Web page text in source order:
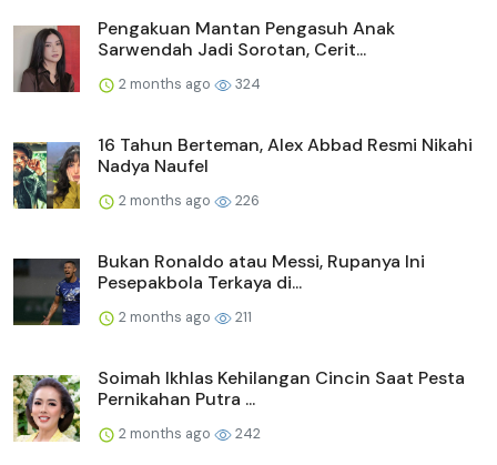
Pengakuan Mantan Pengasuh Anak
Sarwendah Jadi Sorotan, Cerit...
2 months ago 324
16 Tahun Berteman, Alex Abbad Resmi Nikahi
Nadya Naufel
2 months ago 226
Bukan Ronaldo atau Messi, Rupanya Ini
Pesepakbola Terkaya di...
2 months ago 211
Soimah Ikhlas Kehilangan Cincin Saat Pesta
Pernikahan Putra ...
2 months ago 242